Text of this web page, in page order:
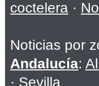
coctelera ·
Noticias por
Andalucía:
· Sevilla